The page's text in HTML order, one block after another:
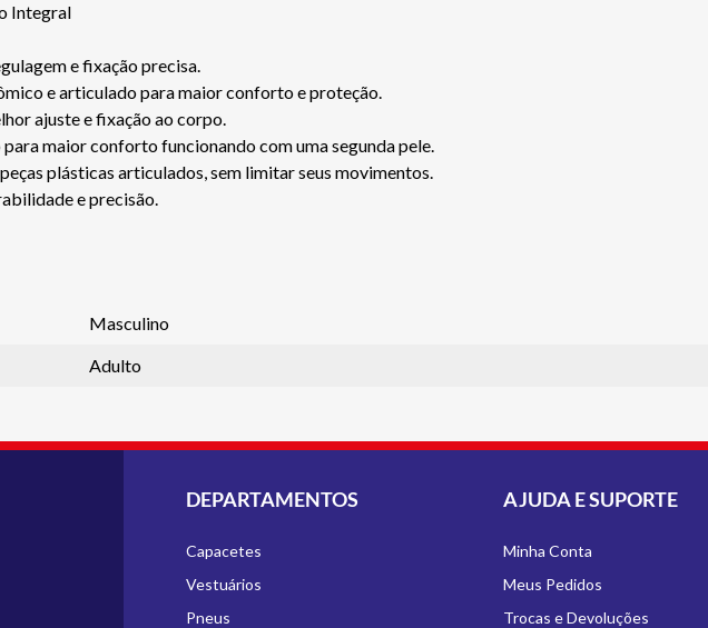
Integral
e fixação precisa.
e articulado para maior conforto e proteção.
ajuste e fixação ao corpo.
maior conforto funcionando com uma segunda pele.
plásticas articulados, sem limitar seus movimentos.
e precisão.
Masculino
Adulto
DEPARTAMENTOS
Capacetes
Vestuários
Pneus
AJUDA E SUPORTE
Minha Conta
Meus Pedidos
Trocas e Devoluções